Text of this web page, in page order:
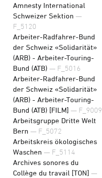
Amnesty International
Schweizer Sektion —
F_5120
Arbeiter-Radfahrer-Bund
der Schweiz «Solidarität»
(ARB) - Arbeiter-Touring-
Bund (ATB) — F_5016
Arbeiter-Radfahrer-Bund
der Schweiz «Solidarität»
(ARB) - Arbeiter-Touring-
Bund (ATB) [FILM] — F_9009
Arbeitsgruppe Dritte Welt
Bern — F_5072
Arbeitskreis ökologisches
Waschen — F_5114
Archives sonores du
Collège du travail [TON] —